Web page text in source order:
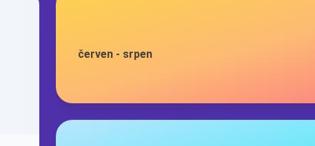
červen - srpen